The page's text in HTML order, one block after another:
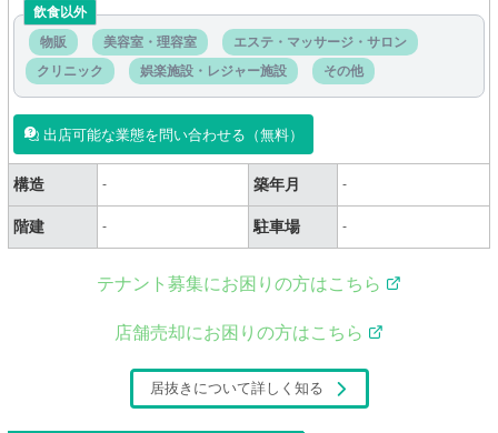
飲食以外
物販
美容室・理容室
エステ・マッサージ・サロン
クリニック
娯楽施設・レジャー施設 その他
出店可能な業態を問い合わせる（無料）
構造 - 築年月 -
階建 - 駐車場 -
テナント募集にお困りの方はこちら
店舗売却にお困りの方はこちら
居抜きについて詳しく知る